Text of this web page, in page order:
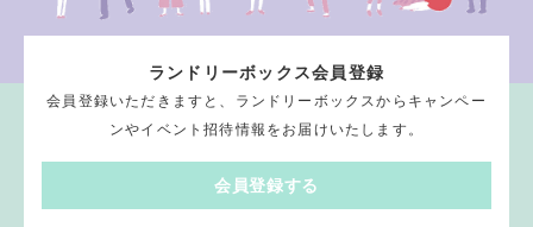
ランドリーボックス会員登録
会員登録いただきますと、ランドリーボックスからキャンペー
ンやイベント招待情報をお届けいたします。
会員登録する